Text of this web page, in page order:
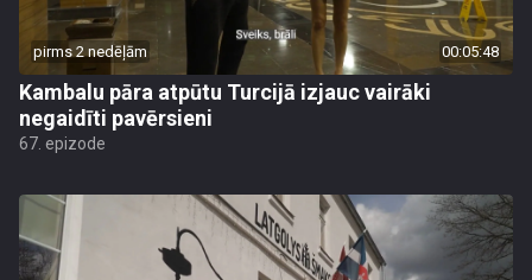
pirms 2 nedēļām 00:05:48
Kambalu pāra atpūtu Turcijā izjauc vairāki
negaidīti pavērsieni
67. epizode